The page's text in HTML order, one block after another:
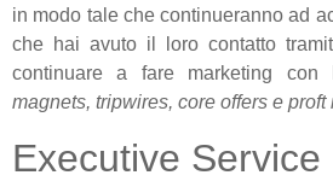
in modo tale che continueranno ad
che hai avuto il loro contatto
continuare a fare marketing con
magnets, tripwires, core offers e proft
Executive Service